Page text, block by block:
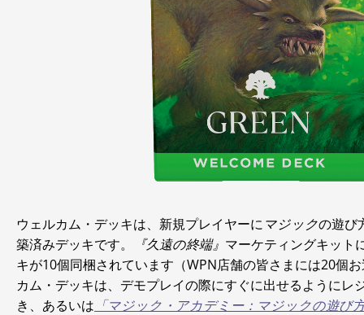
ウェルカム・デッキは、新規プレイヤーにマジックの遊び
築済みデッキです。
『久遠の終端』 マーケティングキット
キが10個同梱されています（WPN店舗の皆さまには20個
カム・デッキは、デモプレイの際にすぐに出せるようにレ
き、あるいは 「マジック・アカデミー：マジックの遊び